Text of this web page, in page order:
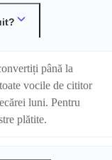
până la
vocile de cititor
luni. Pentru
plătite.